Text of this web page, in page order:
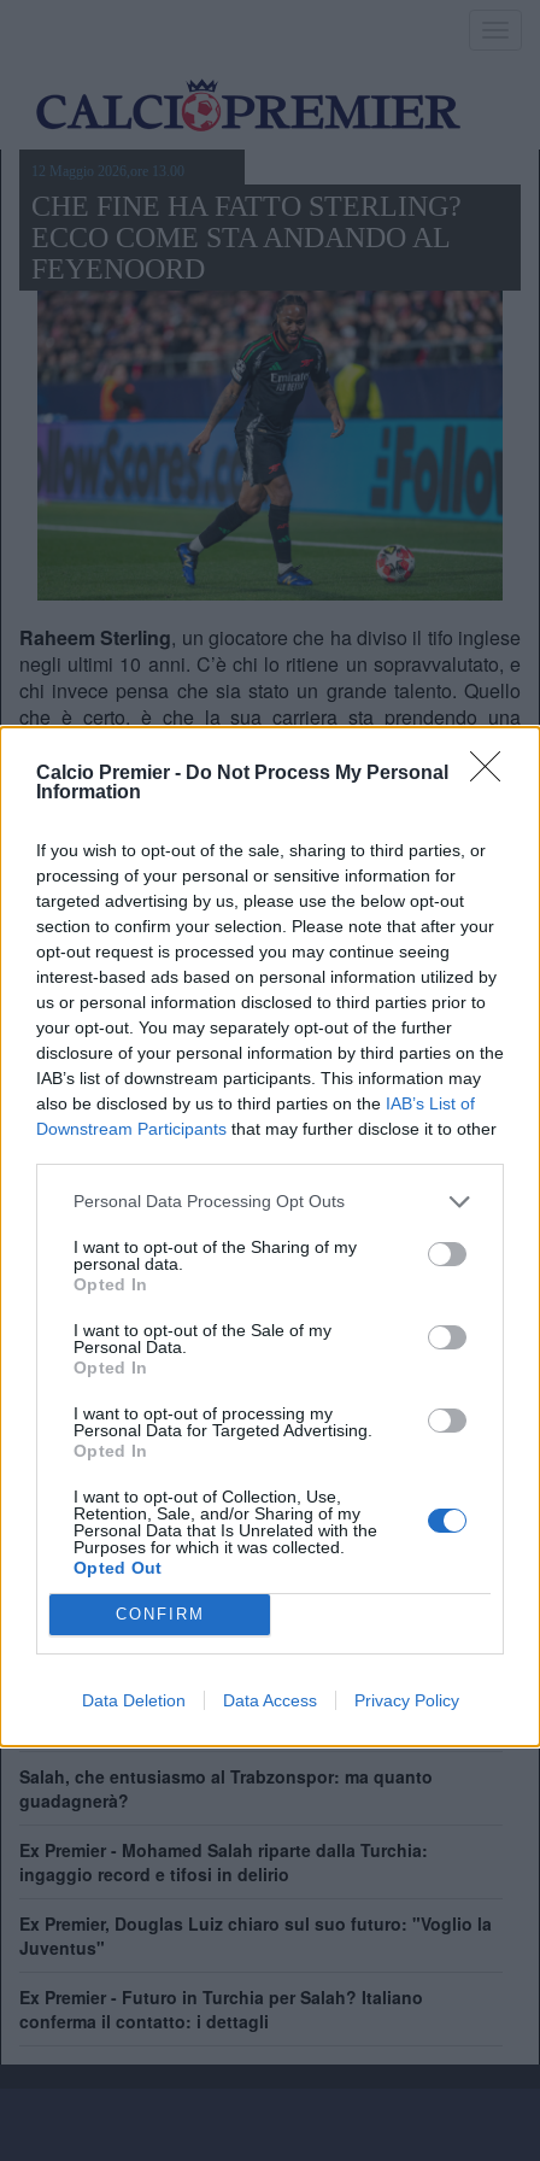
Calcio Premier - Do Not Process My Personal
Information
If you wish to opt-out of the sale, sharing to third parties, or
processing of your personal or sensitive information for
targeted advertising by us, please use the below opt-out
section to confirm your selection. Please note that after your
opt-out request is processed you may continue seeing
interest-based ads based on personal information utilized by
us or personal information disclosed to third parties prior to
your opt-out. You may separately opt-out of the further
disclosure of your personal information by third parties on the
IAB’s list of downstream participants. This information may
also be disclosed by us to third parties on the IAB’s List of
Downstream Participants that may further disclose it to other
Personal Data Processing Opt Outs
I want to opt-out of the Sharing of my
personal data.
Opted In
I want to opt-out of the Sale of my
Personal Data.
Opted In
I want to opt-out of processing my
Personal Data for Targeted Advertising.
Opted In
I want to opt-out of Collection, Use,
Retention, Sale, and/or Sharing of my
Personal Data that Is Unrelated with the
Purposes for which it was collected.
Opted Out
CONFIRM
Data Deletion Data Access Privacy Policy
12 Maggio 2026,ore 13.00
CHE FINE HA FATTO STERLING?
ECCO COME STA ANDANDO AL
FEYENOORD
Raheem Sterling, un giocatore che ha diviso il tifo inglese
negli ultimi 10 anni. C’è chi lo ritiene un sopravvalutato, e
chi invece pensa che sia stato un grande talento. Quello
che è certo, è che la sua carriera sta prendendo una
Chelsea , Sterling aveva deciso di rilanciarsi, firmando a
sorpresa per il
un po’ di serenità. Ma come se la sta cavando a
Rotterdam?
🚨🗣️ 𝗡𝗘𝗪: Robin van Persie: "I expect more from
Raheem Sterling. I expect more impact."
pic.twitter.com/MA4NXYSKjW
— The Touchline | 𝐓 (@TouchlineX)March 23, 2026
La crisi continua
I numeri fotografano bene l’impatto dell’ex Chelsea.0 gol,
Feyenoord. Il suo giudizio su Sterling è stato lapidario:
per 20 minuti.Non è più esplosivo. Inciampa sulle sue
stesse gambe. Esita. Ha paura di sbagliare”. Nelle ultime 4
Persie, nonostante lo abbia difeso pubblicamente, non lo
sta più schierando. Sterling sembra aver perso
Sta cercando di rimettersi al meglio fisicamente, visto che
è stato fuori squadra per tanti mesi al Chelsea. I tifosi del
ricorderanno i mesi di Sterling in Olanda con molto
piacere. Questodoveva essere il rilancio di Sterling
vista di un possibile ritorno in Premier nella prossima
stagione. Ma davvero qualche club di Premier sarà
disposto a scommettere su di lui?
Salah, che entusiasmo al Trabzonspor: ma quanto
guadagnerà?
Ex Premier - Mohamed Salah riparte dalla Turchia:
ingaggio record e tifosi in delirio
Ex Premier, Douglas Luiz chiaro sul suo futuro: "Voglio la
Juventus"
Ex Premier - Futuro in Turchia per Salah? Italiano
conferma il contatto: i dettagli